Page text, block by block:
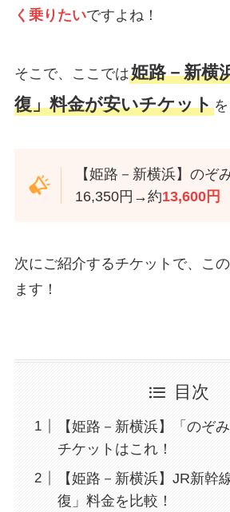
く乗りたいですよね！
そこで、ここでは姫路－新横
復」料金が安いチケット
【姫路－新横浜】のぞ
16,350円→約13,600円
次にご紹介するチケットで、こ
ます！
目次
【姫路－新横浜】「のぞ
チケットはこれ！
【姫路－新横浜】JR新幹
復」料金を比較！